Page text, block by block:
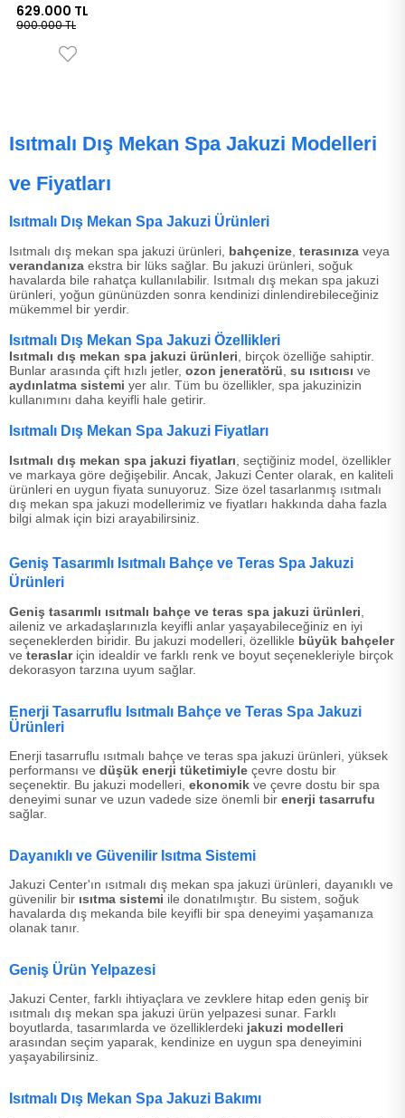
629.000 TL
900.000 TL
Isıtmalı Dış Mekan Spa Jakuzi Modelleri
ve Fiyatları
Isıtmalı Dış Mekan Spa Jakuzi Ürünleri
Isıtmalı dış mekan spa jakuzi ürünleri, bahçenize terasınıza veya
verandanıza ekstra bir lüks sağlar. Bu jakuzi ürünleri, soğuk
havalarda bile rahatça kullanılabilir. Isıtmalı dış mekan spa jakuzi
ürünleri, yoğun gününüzden sonra kendinizi dinlendirebileceğiniz
mükemmel bir yerdir.
Isıtmalı Dış Mekan Spa Jakuzi Özellikleri
Isıtmalı dış mekan spa jakuzi ürünleri , birçok özelliğe sahiptir.
Bunlar arasında çift hızlı jetler, ozon jeneratörü su ısıtıcısı ve
aydınlatma sistemi yer alır. Tüm bu özellikler, spa jakuzinizin
kullanımını daha keyifli hale getirir.
Isıtmalı Dış Mekan Spa Jakuzi Fiyatları
Isıtmalı dış mekan spa jakuzi fiyatları , seçtiğiniz model, özellikler
ve markaya göre değişebilir. Ancak, Jakuzi Center olarak, en kaliteli
ürünleri en uygun fiyata sunuyoruz. Size özel tasarlanmış ısıtmalı
dış mekan spa jakuzi modellerimiz ve fiyatları hakkında daha fazla
bilgi almak için bizi arayabilirsiniz.
Geniş Tasarımlı Isıtmalı Bahçe ve Teras Spa Jakuzi
Ürünleri
Geniş tasarımlı ısıtmalı bahçe ve teras spa jakuzi ürünleri
aileniz ve arkadaşlarınızla keyifli anlar yaşayabileceğiniz en iyi
seçeneklerden biridir. Bu jakuzi modelleri, özellikle büyük bahçeler
ve teraslar için idealdir ve farklı renk ve boyut seçenekleriyle birçok
dekorasyon tarzına uyum sağlar.
Enerji Tasarruflu Isıtmalı Bahçe ve Teras Spa Jakuzi
Ürünleri
Enerji tasarruflu ısıtmalı bahçe ve teras spa jakuzi ürünleri, yüksek
performansı ve düşük enerji tüketimiyle çevre dostu bir
seçenektir. Bu jakuzi modelleri, ekonomik ve çevre dostu bir spa
deneyimi sunar ve uzun vadede size önemli bir enerji tasarrufu
sağlar.
Dayanıklı ve Güvenilir Isıtma Sistemi
Jakuzi Center'ın ısıtmalı dış mekan spa jakuzi ürünleri, dayanıklı ve
güvenilir bir ısıtma sistemi ile donatılmıştır. Bu sistem, soğuk
havalarda dış mekanda bile keyifli bir spa deneyimi yaşamanıza
olanak tanır.
Geniş Ürün Yelpazesi
Jakuzi Center, farklı ihtiyaçlara ve zevklere hitap eden geniş bir
ısıtmalı dış mekan spa jakuzi ürün yelpazesi sunar. Farklı
boyutlarda, tasarımlarda ve özelliklerdeki jakuzi modelleri
arasından seçim yaparak, kendinize en uygun spa deneyimini
yaşayabilirsiniz.
Isıtmalı Dış Mekan Spa Jakuzi Bakımı